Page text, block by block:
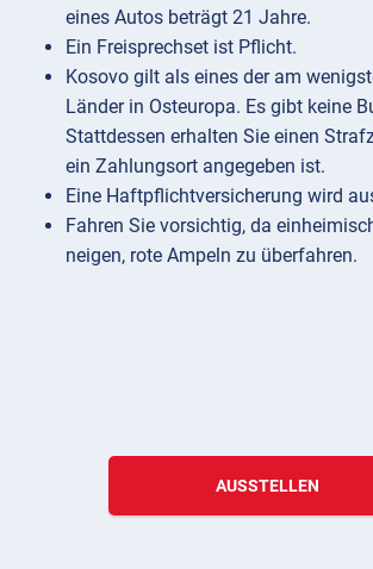
eines Autos beträgt 21 Jahre.
Ein Freisprechset ist Pflicht.
Kosovo gilt als eines der am
Länder in Osteuropa. Es gibt keine
Stattdessen erhalten Sie einen
ein Zahlungsort angegeben ist.
Eine Haftpflichtversicherung wird
Fahren Sie vorsichtig, da
neigen, rote Ampeln zu überfahren.
AUSSTELLEN